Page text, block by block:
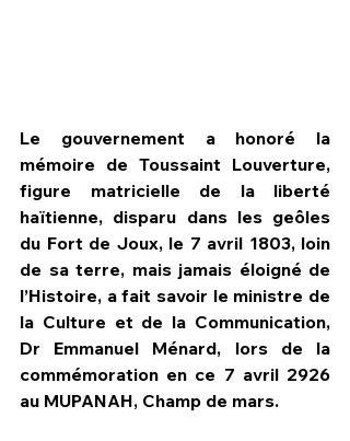
Le gouvernement a honoré la
mémoire de Toussaint Louverture,
figure matricielle de la liberté
haïtienne, disparu dans les geôles
du Fort de Joux, le 7 avril 1803, loin
de sa terre, mais jamais éloigné de
l’Histoire, a fait savoir le ministre de
la Culture et de la Communication,
Dr Emmanuel Ménard, lors de la
commémoration en ce 7 avril 2926
au MUPANAH, Champ de mars.